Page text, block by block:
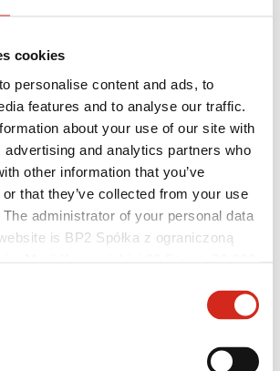
cookies
personalise content and ads, to
features and to analyse our traffic.
about your use of our site with
advertising and analytics partners who
other information that you’ve
that they’ve collected from your use
administrator of your personal data
is BP2 Spółka z ograniczoną
BIM